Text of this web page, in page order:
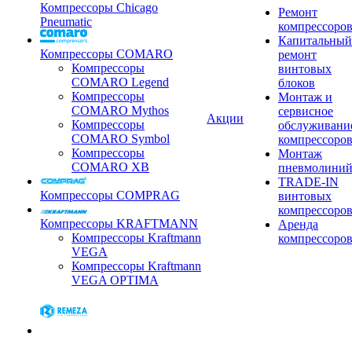
Компрессоры Chicago
Pneumatic
Компрессоры COMARO
Компрессоры
COMARO Legend
Компрессоры
COMARO Mythos
Компрессоры
COMARO Symbol
Компрессоры
COMARO XB
Компрессоры COMPRAG
Компрессоры KRAFTMANN
Компрессоры Kraftmann
VEGA
Компрессоры Kraftmann
VEGA OPTIMA
Акции
Ремонт
компрессоров
Капитальный
ремонт
винтовых
блоков
Монтаж и
сервисное
компрессоров
Монтаж
пневмолиний
TRADE-IN
винтовых
компрессоров
Аренда
компрессоров